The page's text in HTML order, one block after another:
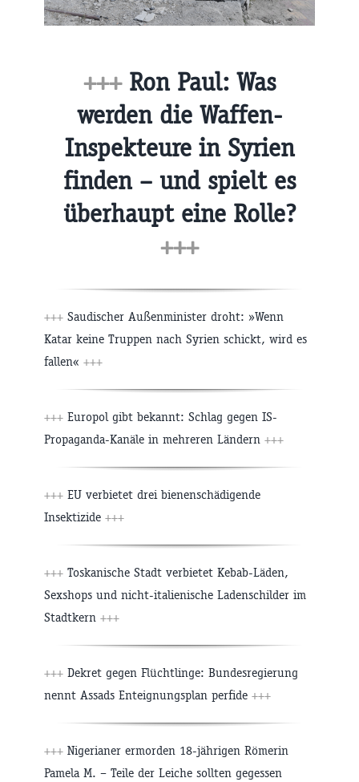
+++ Ron Paul: Was
werden die Waffen-
Inspekteure in Syrien
finden – und spielt es
überhaupt eine Rolle?
+++
+++ Saudischer Außenminister droht: »Wenn
Katar keine Truppen nach Syrien schickt, wird es
fallen« +++
+++ Europol gibt bekannt: Schlag gegen IS-
Propaganda-Kanäle in mehreren Ländern +++
+++ EU verbietet drei bienenschädigende
Insektizide +++
+++ Toskanische Stadt verbietet Kebab-Läden,
Sexshops und nicht-italienische Ladenschilder im
Stadtkern +++
+++ Dekret gegen Flüchtlinge: Bundesregierung
nennt Assads Enteignungsplan perfide +++
+++ Nigerianer ermorden 18-jährigen Römerin
Pamela M. – Teile der Leiche sollten gegessen